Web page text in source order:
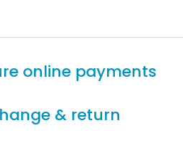
online payments
& return